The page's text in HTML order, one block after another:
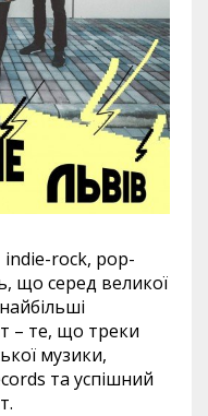
rock, pop-
що серед великої
– те, що треки
музики,
та успішний